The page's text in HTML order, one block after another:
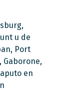
u de
Port
Gaborone,
en